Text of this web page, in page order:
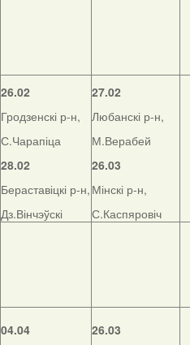
26.02
Гродзенскі р-н,
С.Чарапіца
28.02
Бераставіцкі р-н,
Дз.Вінчэўскі
27.02
Любанскі р-н,
М.Верабей
26.03
Мінскі р-н,
С.Каспяровіч
04.04
26.03